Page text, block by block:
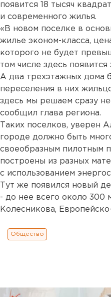
появится 18 тысяч
и современного жилья.
«В новом поселке в
жилье эконом-класса,
которого не будет
том числе здесь
А два трехэтажных дома
переселения в них
здесь мы решаем сразу
сообщил глава региона.
Таких поселков, уверен
городе должно быть
своеобразным пилотным
построены из разных
с использованием
Тут же появился новый
- до нее всего около 300
Колесникова,
Общество